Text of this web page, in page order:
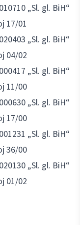
„Sl. gl. BiH“
17/01
„Sl. gl. BiH“
04/02
„Sl. gl. BiH“
11/00
„Sl. gl. BiH“
17/00
„Sl. gl. BiH“
36/00
„Sl. gl. BiH“
01/02